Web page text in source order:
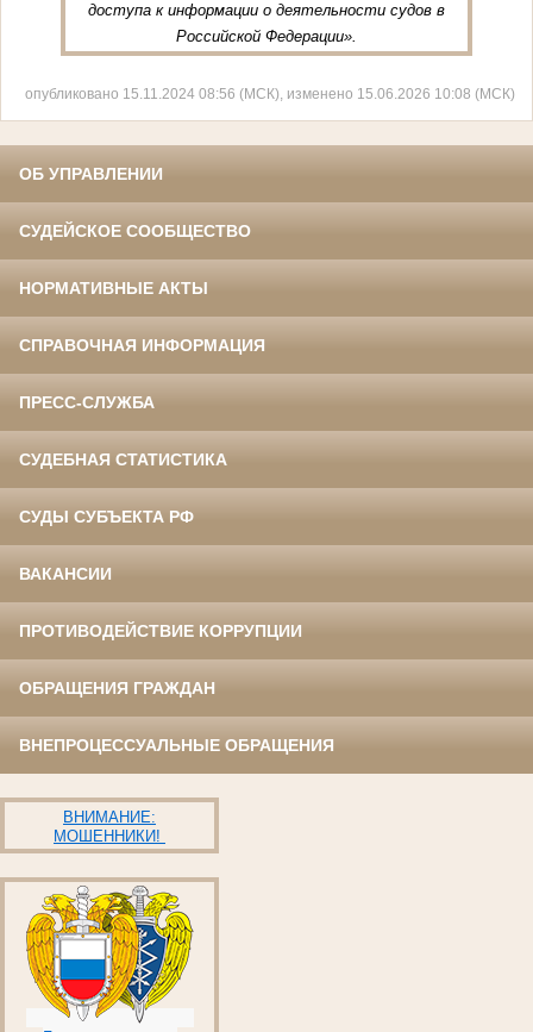
доступа к информации о деятельности судов в
Российской Федерации».
опубликовано 15.11.2024 08:56 (МСК), изменено 15.06.2026 10:08 (МСК)
ОБ УПРАВЛЕНИИ
СУДЕЙСКОЕ СООБЩЕСТВО
НОРМАТИВНЫЕ АКТЫ
СПРАВОЧНАЯ ИНФОРМАЦИЯ
ПРЕСС-СЛУЖБА
СУДЕБНАЯ СТАТИСТИКА
СУДЫ СУБЪЕКТА РФ
ВАКАНСИИ
ПРОТИВОДЕЙСТВИЕ КОРРУПЦИИ
ОБРАЩЕНИЯ ГРАЖДАН
ВНЕПРОЦЕССУАЛЬНЫЕ ОБРАЩЕНИЯ
ВНИМАНИЕ:
МОШЕННИКИ!